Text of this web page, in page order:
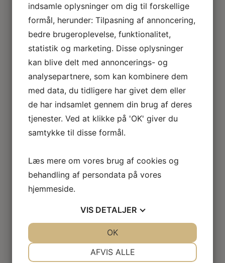
indsamle oplysninger om dig til forskellige
formål, herunder: Tilpasning af annoncering,
bedre brugeroplevelse, funktionalitet,
statistik og marketing. Disse oplysninger
kan blive delt med annoncerings- og
analysepartnere, som kan kombinere dem
med data, du tidligere har givet dem eller
de har indsamlet gennem din brug af deres
tjenester. Ved at klikke på 'OK' giver du
samtykke til disse formål.
Læs mere om vores brug af cookies og
behandling af persondata på vores
hjemmeside.
VIS DETALJER
AFVIS ALLE
OK